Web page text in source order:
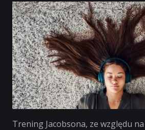
Trening Jacobsona, ze względu